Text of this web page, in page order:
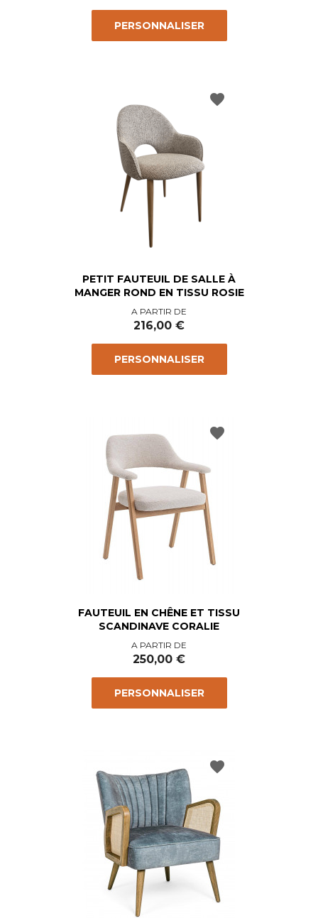
PERSONNALISER
PETIT FAUTEUIL DE SALLE À
MANGER ROND EN TISSU ROSIE
Prix
A PARTIR DE
216,00 €
PERSONNALISER
favorite
FAUTEUIL EN CHÊNE ET TISSU
SCANDINAVE CORALIE
Prix
A PARTIR DE
250,00 €
PERSONNALISER
favorite
favorite